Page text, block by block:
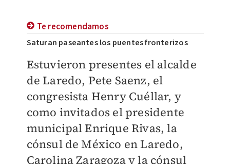
Te recomendamos
Saturan paseantes los puentes fronterizos
Estuvieron presentes el alcalde
de Laredo, Pete Saenz, el
congresista Henry Cuéllar, y
como invitados el presidente
municipal Enrique Rivas, la
cónsul de México en Laredo,
Carolina Zaragoza y la cónsul